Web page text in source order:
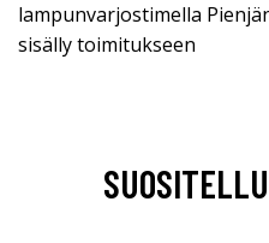
lampunvarjostimella
sisälly toimitukseen